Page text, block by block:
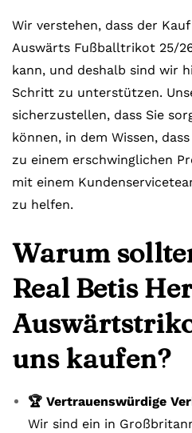
Wir verstehen, dass der
Auswärts Fußballtrikot 25/
kann, und deshalb sind wir
Schritt zu unterstützen.
sicherzustellen, dass Sie
können, in dem Wissen,
zu einem erschwinglichen
mit einem
zu helfen.
Warum
Real Betis
uns kaufen?
🏆 Vertrauenswürdige
Wir sind ein in